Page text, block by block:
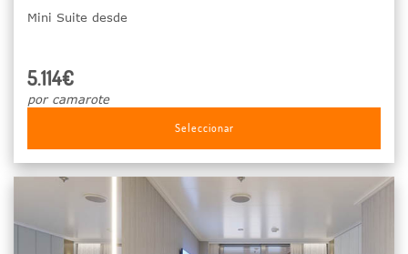
Mini Suite desde
5.114€
por camarote
Seleccionar